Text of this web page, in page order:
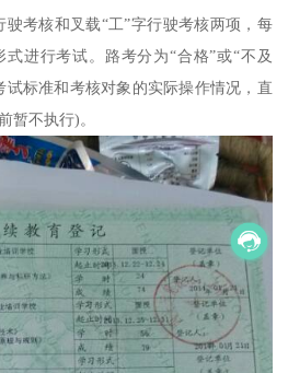
驶考核和叉载“工”字行驶考核两项，每
进行考试。路考分为“合格”或“不及
试标准和考核对象的实际操作情况，直
暂不执行)。